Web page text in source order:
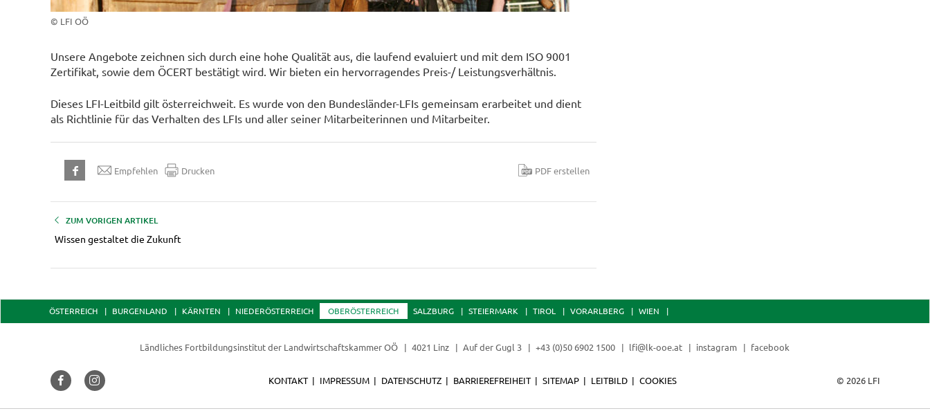
© LFI OÖ
Unsere Angebote zeichnen sich durch eine hohe Qualität aus, die laufend evaluiert und mit dem ISO 9001
Zertifikat, sowie dem ÖCERT bestätigt wird. Wir bieten ein hervorragendes Preis-/ Leistungsverhältnis.
Dieses LFI-Leitbild gilt österreichweit. Es wurde von den Bundesländer-LFIs gemeinsam erarbeitet und dient
als Richtlinie für das Verhalten des LFIs und aller seiner Mitarbeiterinnen und Mitarbeiter.
Empfehlen Drucken PDF erstellen
ZUM VORIGEN ARTIKEL
Wissen gestaltet die Zukunft
ÖSTERREICH BURGENLAND KÄRNTEN NIEDERÖSTERREICH OBERÖSTERREICH SALZBURG STEIERMARK TIROL VORARLBERG WIEN
Ländliches Fortbildungsinstitut der Landwirtschaftskammer OÖ 4021 Linz Auf der Gugl 3 +43 (0)50 6902 1500 lfi@lk-ooe.at instagram facebook
© 2026 LFI
KONTAKT IMPRESSUM DATENSCHUTZ BARRIEREFREIHEIT SITEMAP LEITBILD COOKIES